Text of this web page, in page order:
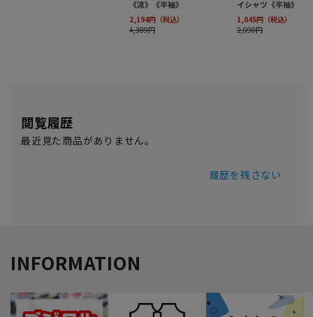
閲覧履歴
最近見た商品がありません。
履歴を残さない
INFORMATION